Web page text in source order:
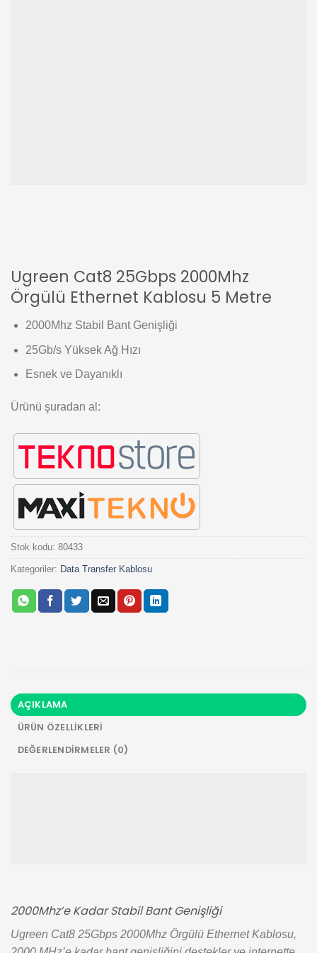
Ugreen Cat8 25Gbps 2000Mhz
Örgülü Ethernet Kablosu 5 Metre
2000Mhz Stabil Bant Genişliği
25Gb/s Yüksek Ağ Hızı
Esnek ve Dayanıklı
Ürünü şuradan al:
Stok kodu: 80433
Kategoriler: Data Transfer Kablosu
AÇIKLAMA
ÜRÜN ÖZELLIKLERI
DEĞERLENDIRMELER (0)
2000Mhz’e Kadar Stabil Bant Genişliği
Ugreen Cat8 25Gbps 2000Mhz Örgülü Ethernet Kablosu,